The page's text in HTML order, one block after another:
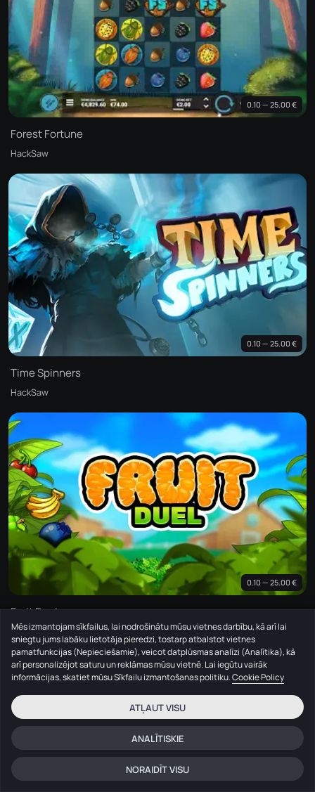
Sākumlapa Meklēt Izvēlne Ieiet Tērzēšana
0.10 — 25.00 €
Forest Fortune
HackSaw
0.10 — 25.00 €
Time Spinners
HackSaw
0.10 — 25.00 €
Fruit Duel
HackSaw
Mēs izmantojam sīkfailus, lai nodrošinātu mūsu vietnes darbību, kā arī lai
sniegtu jums labāku lietotāja pieredzi, tostarp atbalstot vietnes
pamatfunkcijas (Nepieciešamie), veicot datplūsmas analīzi (Analītika), kā
arī personalizējot saturu un reklāmas mūsu vietnē. Lai iegūtu vairāk
informācijas, skatiet mūsu Sīkfailu izmantošanas politiku.Cookie Policy
ATĻAUT VISU
ANALĪTISKIE
NORAIDĪT VISU